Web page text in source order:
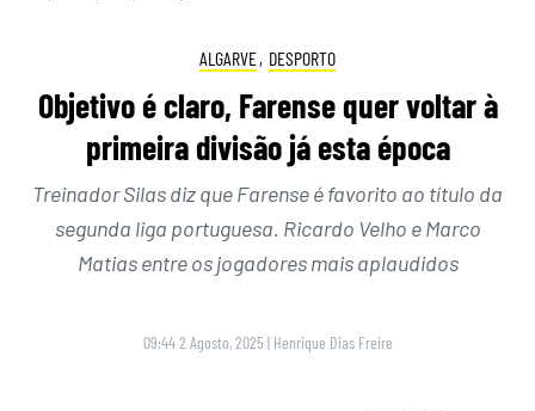
ALGARVE, DESPORTO
Objetivo é claro, Farense quer voltar à
primeira divisão já esta época
Treinador Silas diz que Farense é favorito ao título da
segunda liga portuguesa. Ricardo Velho e Marco
Matias entre os jogadores mais aplaudidos
09:44 2 Agosto, 2025 | Henrique Dias Freire